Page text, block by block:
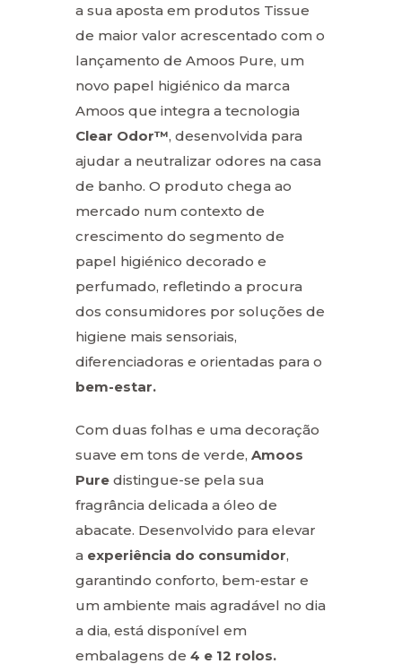
a sua aposta em produtos Tissue
de maior valor acrescentado com o
lançamento de Amoos Pure, um
novo papel higiénico da marca
Amoos que integra a tecnologia
Clear Odor™, desenvolvida para
ajudar a neutralizar odores na casa
de banho. O produto chega ao
mercado num contexto de
crescimento do segmento de
papel higiénico decorado e
perfumado, refletindo a procura
dos consumidores por soluções de
higiene mais sensoriais,
diferenciadoras e orientadas para o
bem-estar.
Com duas folhas e uma decoração
suave em tons de verde, Amoos
Pure distingue-se pela sua
fragrância delicada a óleo de
abacate. Desenvolvido para elevar
a experiência do consumidor,
garantindo conforto, bem-estar e
um ambiente mais agradável no dia
a dia, está disponível em
embalagens de 4 e 12 rolos.